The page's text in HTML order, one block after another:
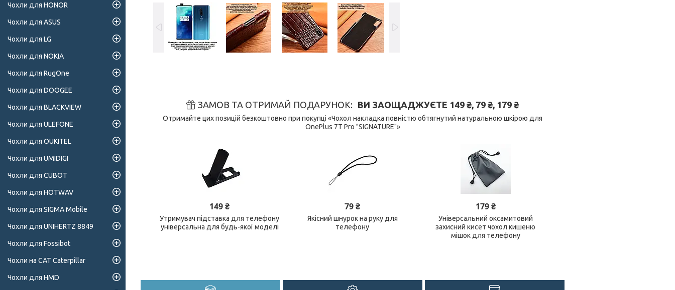
ЗАМОВ ТА ОТРИМАЙ ПОДАРУНОК ВИ ЗАОЩАДЖУЄТЕ 149 ₴, 79 ₴, 179 ₴
Отримайте цих позицій безкоштовно при покупці «Чохол накладка повністю обтягнутий натуральною шкірою для
OnePlus 7T Pro "SIGNATURE"»
149 ₴
Утримувач підставка для телефону
універсальна для будь-якої моделі
79 ₴
Якісний шнурок на руку для
телефону
179 ₴
Універсальний оксамитовий
захисний кисет чохол кишеню
мішок для телефону
Чохли для HONOR
Чохли для ASUS
Чохли для LG
Чохли для NOKIA
Чохли для RugOne
Чохли для DOOGEE
Чохли для BLACKVIEW
Чохли для ULEFONE
Чохли для OUKITEL
Чохли для UMIDIGI
Чохли для CUBOT
Чохли для HOTWAV
Чохли для SIGMA Mobile
Чохли для UNIHERTZ 8849
Чохли для Fossibot
Чохли на CAT Caterpillar
Чохли для HMD